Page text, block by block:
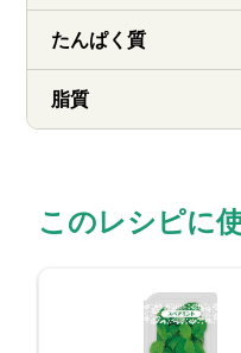
たんぱく質
脂質
このレシピに